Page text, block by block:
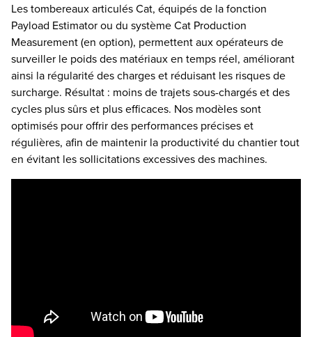
Les tombereaux articulés Cat, équipés de la fonction
Payload Estimator ou du système Cat Production
Measurement (en option), permettent aux opérateurs de
surveiller le poids des matériaux en temps réel, améliorant
ainsi la régularité des charges et réduisant les risques de
surcharge. Résultat : moins de trajets sous-chargés et des
cycles plus sûrs et plus efficaces. Nos modèles sont
optimisés pour offrir des performances précises et
régulières, afin de maintenir la productivité du chantier tout
en évitant les sollicitations excessives des machines.